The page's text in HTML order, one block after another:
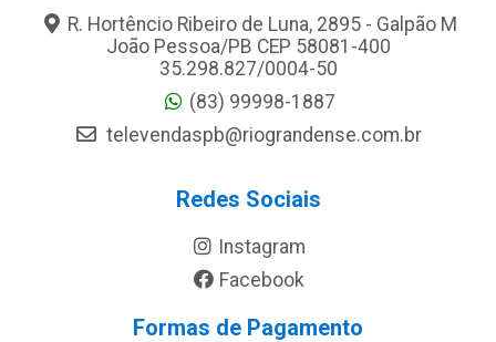
R. Hortêncio Ribeiro de Luna, 2895 - Galpão M
João Pessoa/PB CEP 58081-400
35.298.827/0004-50
(83) 99998-1887
televendaspb@riograndense.com.br
Redes Sociais
Instagram
Facebook
Formas de Pagamento